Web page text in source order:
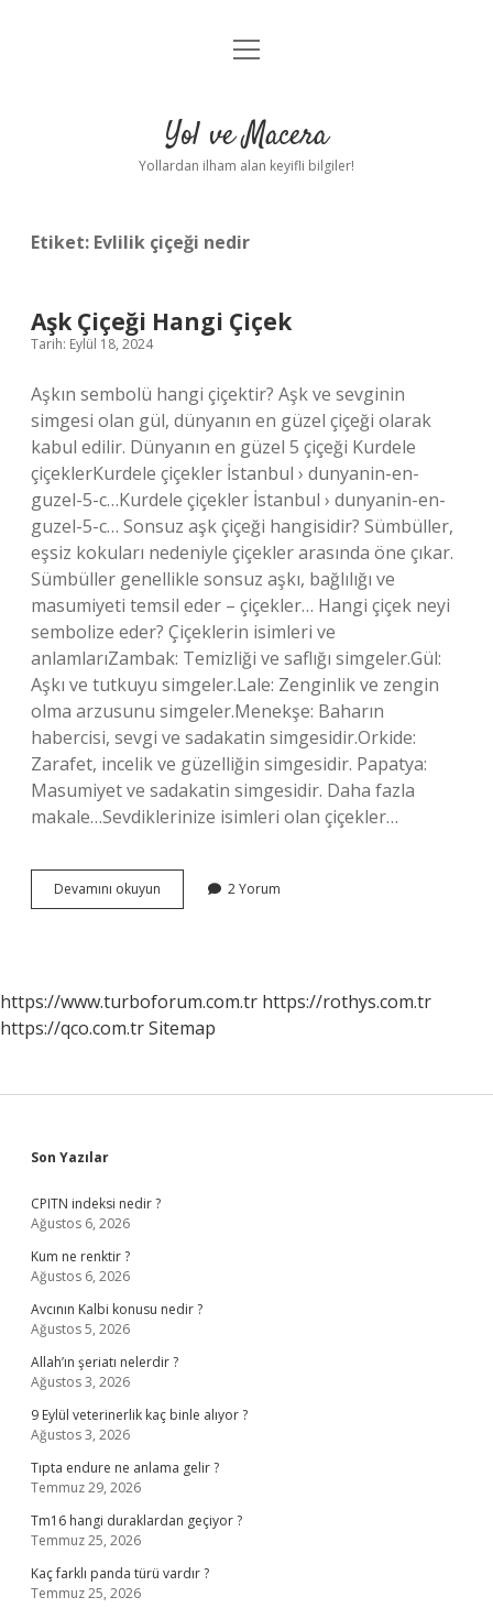
Anasayfa
Yasal Uyarı
menüyü
Yol ve Macera
Yollardan ilham alan keyifli bilgiler!
Etiket: Evlilik çiçeği nedir
Aşk Çiçeği Hangi Çiçek
Tarih: Eylül 18, 2024
Aşkın sembolü hangi çiçektir? Aşk ve sevginin
simgesi olan gül, dünyanın en güzel çiçeği olarak
kabul edilir. Dünyanın en güzel 5 çiçeği Kurdele
çiçeklerKurdele çiçekler İstanbul › dunyanin-en-
guzel-5-c…Kurdele çiçekler İstanbul › dunyanin-en-
guzel-5-c… Sonsuz aşk çiçeği hangisidir? Sümbüller,
eşsiz kokuları nedeniyle çiçekler arasında öne çıkar.
Sümbüller genellikle sonsuz aşkı, bağlılığı ve
masumiyeti temsil eder – çiçekler… Hangi çiçek neyi
sembolize eder? Çiçeklerin isimleri ve
anlamlarıZambak: Temizliği ve saflığı simgeler.Gül:
Aşkı ve tutkuyu simgeler.Lale: Zenginlik ve zengin
olma arzusunu simgeler.Menekşe: Baharın
habercisi, sevgi ve sadakatin simgesidir.Orkide:
Zarafet, incelik ve güzelliğin simgesidir. Papatya:
Masumiyet ve sadakatin simgesidir. Daha fazla
makale…Sevdiklerinize isimleri olan çiçekler…
Devamını okuyun
Çiçeği
2 Yorum
https://www.turboforum.com.tr https://rothys.com.tr
https://qco.com.trSitemap
Sidebar
Son Yazılar
CPITN indeksi nedir ?
Ağustos 6, 2026
Kum ne renktir ?
Ağustos 6, 2026
Avcının Kalbi konusu nedir ?
Ağustos 5, 2026
Allah’ın şeriatı nelerdir ?
Ağustos 3, 2026
9 Eylül veterinerlik kaç binle alıyor ?
Ağustos 3, 2026
Tıpta endure ne anlama gelir ?
Temmuz 29, 2026
Tm16 hangi duraklardan geçiyor ?
Temmuz 25, 2026
Kaç farklı panda türü vardır ?
Temmuz 25, 2026